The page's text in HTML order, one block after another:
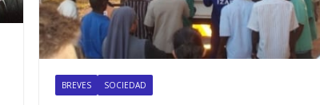
BREVES SOCIEDAD